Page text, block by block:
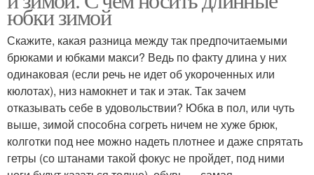
юбки зимой
Скажите, какая разница между так предпочитаемыми
брюками и юбками макси? Ведь по факту длина у них
одинаковая (если речь не идет об укороченных или
кюлотах), низ намокнет и так и этак. Так зачем
отказывать себе в удовольствии? Юбка в пол, или чуть
выше, зимой способна согреть ничем не хуже брюк,
колготки под нее можно надеть плотнее и даже спрятать
гетры (со штанами такой фокус не пройдет, под ними